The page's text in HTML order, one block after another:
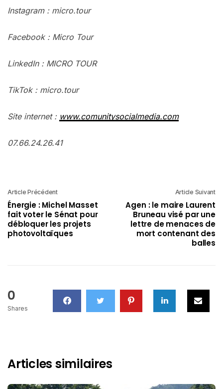
Instagram : micro.tour
Facebook : Micro Tour
LinkedIn : MICRO TOUR
TikTok : micro.tour
Site internet : www.comunitysocialmedia.com
07.66.24.26.41
Article Précédent
Énergie : Michel Masset
fait voter le Sénat pour
débloquer les projets
photovoltaïques
Article Suivant
Agen : le maire Laurent
Bruneau visé par une
lettre de menaces de
mort contenant des
balles
0
Shares
Articles similaires